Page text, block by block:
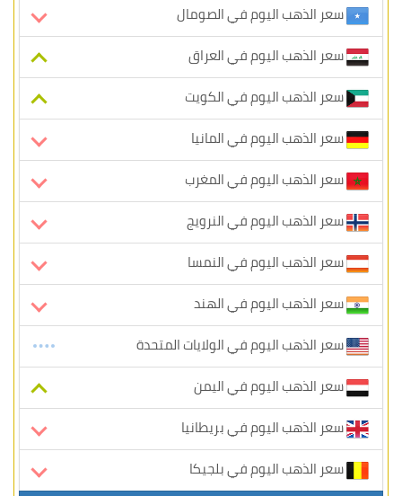
سعر الذهب اليوم في الصومال
سعر الذهب اليوم في العراق
سعر الذهب اليوم في الكويت
سعر الذهب اليوم في المانيا
سعر الذهب اليوم في المغرب
سعر الذهب اليوم في النرويج
سعر الذهب اليوم في النمسا
سعر الذهب اليوم في الهند
سعر الذهب اليوم في الولايات المتحدة
سعر الذهب اليوم في اليمن
سعر الذهب اليوم في بريطانيا
سعر الذهب اليوم في بلجيكا